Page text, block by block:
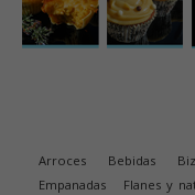
Arroces Bebidas
Empanadas Flanes y